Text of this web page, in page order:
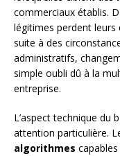
commerciaux établis.
légitimes perdent leurs
suite à des
administratifs,
simple oubli dû à la
entreprise.
L’aspect technique du
attention particulière.
algorithmes